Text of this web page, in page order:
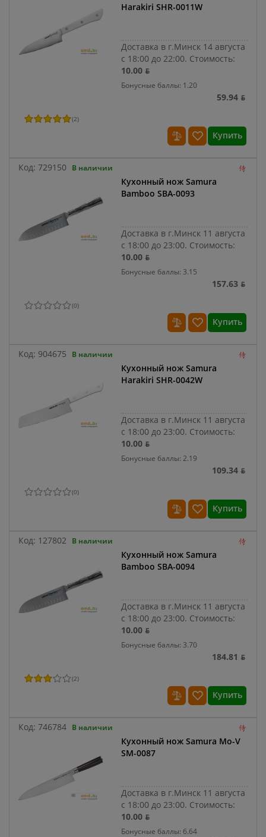
Harakiri SHR-0011W
Доставка в г.Минск 14 августа
с 18:00 до 22:00. Стоимость:
10.00 ƃ
Бонусные баллы: 1.20
59.94 ƃ
(2)
Купить
Код: 729150 В наличии
Кухонный нож Samura
Bamboo SBA-0093
Доставка в г.Минск 11 августа
с 18:00 до 23:00. Стоимость:
10.00 ƃ
Бонусные баллы: 3.15
157.63 ƃ
(0)
Купить
Код: 904675 В наличии
Кухонный нож Samura
Harakiri SHR-0042W
Доставка в г.Минск 11 августа
с 18:00 до 23:00. Стоимость:
10.00 ƃ
Бонусные баллы: 2.19
109.34 ƃ
(0)
Купить
Код: 127802 В наличии
Кухонный нож Samura
Bamboo SBA-0094
Доставка в г.Минск 11 августа
с 18:00 до 23:00. Стоимость:
10.00 ƃ
Бонусные баллы: 3.70
184.81 ƃ
(2)
Купить
Код: 746784 В наличии
Кухонный нож Samura Mo-V
SM-0087
Доставка в г.Минск 11 августа
с 18:00 до 23:00. Стоимость:
10.00 ƃ
Бонусные баллы: 6.64